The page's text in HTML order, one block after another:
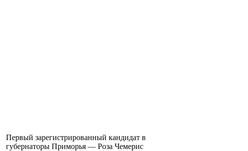
Первый зарегистрированный кандидат в
губернаторы Приморья — Роза Чемерис